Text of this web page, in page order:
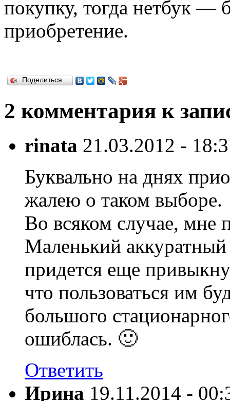
покупку, тогда нетбук —
приобретение.
Поделиться…
2 комментария к
rinata 21.03.2012 -
Буквально на днях
жалею о таком выборе.
Во всяком случае, мне
Маленький
придется еще
что пользоваться им
большого
ошиблась. 🙂
Ответить
Ирина 19.11.2014 -